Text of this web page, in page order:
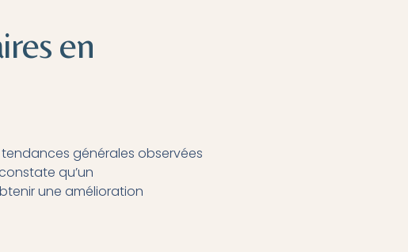
en
générales observées
qu’un
une amélioration